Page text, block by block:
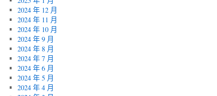
2024 年 12 月
2024 年 11 月
2024 年 10 月
2024 年 9 月
2024 年 8 月
2024 年 7 月
2024 年 6 月
2024 年 5 月
2024 年 4 月